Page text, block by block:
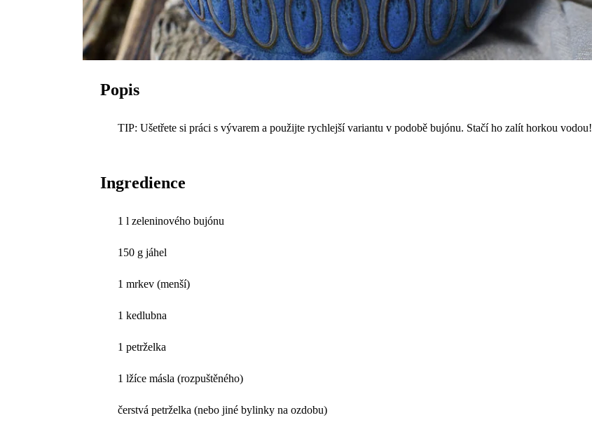
Popis
TIP: Ušetřete si práci s vývarem a použijte rychlejší variantu v podobě bujónu. Stačí ho zalít horkou vodou!
Ingredience
1 l zeleninového bujónu
150 g jáhel
1 mrkev (menší)
1 kedlubna
1 petrželka
1 lžíce másla (rozpuštěného)
čerstvá petrželka (nebo jiné bylinky na ozdobu)